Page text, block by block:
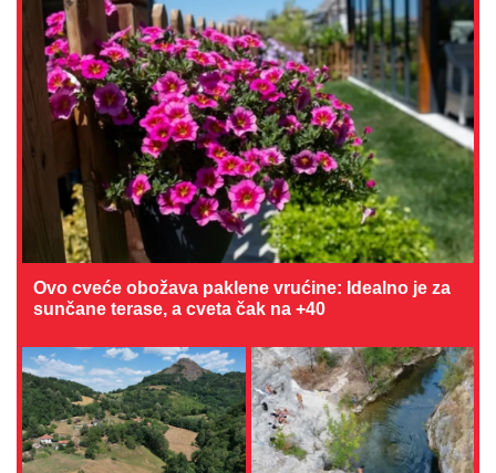
Ovo cveće obožava paklene vrućine: Idealno je za
sunčane terase, a cveta čak na +40